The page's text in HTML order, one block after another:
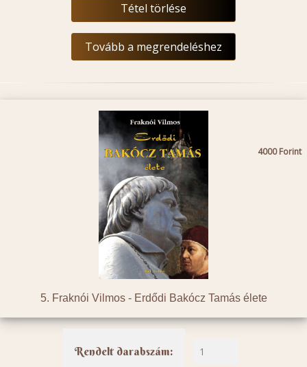
Tétel törlése
Tovább a megrendeléshez
5. Fraknói Vilmos - Erdődi Bakócz Tamás élete
4000
Rendelt darabszám: